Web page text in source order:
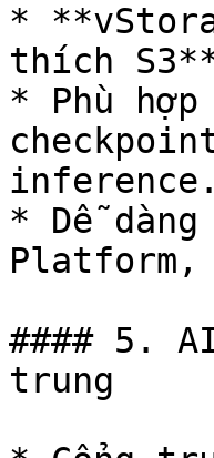
*
thích
* Phù
inference.
* Dễ
Platform,
#### 5.
trung